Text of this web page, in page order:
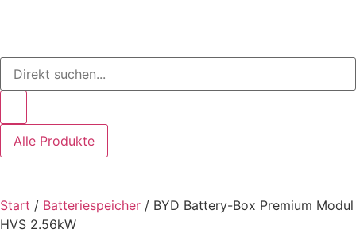
Alle Produkte
Start / Batteriespeicher / BYD Battery-Box Premium Modul
HVS 2.56kW